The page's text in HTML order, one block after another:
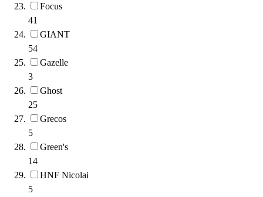
Focus
41
GIANT
54
Gazelle
3
Ghost
25
Grecos
5
Green's
14
HNF Nicolai
5